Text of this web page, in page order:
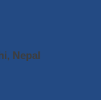
Nepal